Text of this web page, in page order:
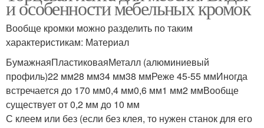
и особенности мебельных кромок
Вообще кромки можно разделить по таким
характеристикам: Материал
БумажнаяПластиковаяМеталл (алюминиевый
профиль)22 мм28 мм34 мм38 ммРеже 45-55 ммИногда
встречается до 170 мм0,4 мм0,6 мм1 мм2 ммВообще
существует от 0,2 мм до 10 мм
С клеем или без (если без клея, то нужен станок для его